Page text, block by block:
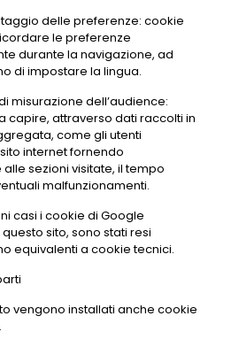
delle preferenze: cookie
le preferenze
durante la navigazione, ad
di impostare la lingua.
misurazione dell’audience:
capire, attraverso dati raccolti in
come gli utenti
internet fornendo
sezioni visitate, il tempo
malfunzionamenti.
casi i cookie di Google
sito, sono stati resi
equivalenti a cookie tecnici.
vengono installati anche cookie